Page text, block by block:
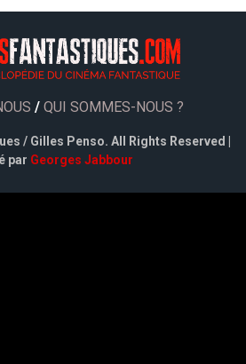
/ QUI SOMMES-NOUS ?
/ Gilles Penso. All Rights Reserved |
par Georges Jabbour